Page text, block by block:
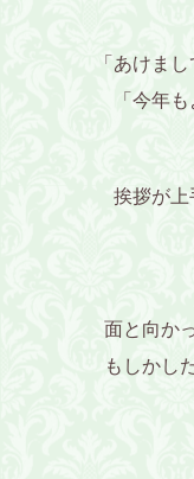
「あけま
「今年
挨拶が上
面と向か
もしかし